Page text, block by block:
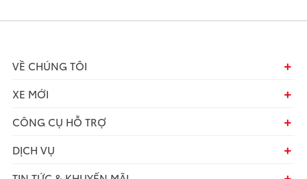
VỀ CHÚNG TÔI
XE MỚI
CÔNG CỤ HỖ TRỢ
DỊCH VỤ